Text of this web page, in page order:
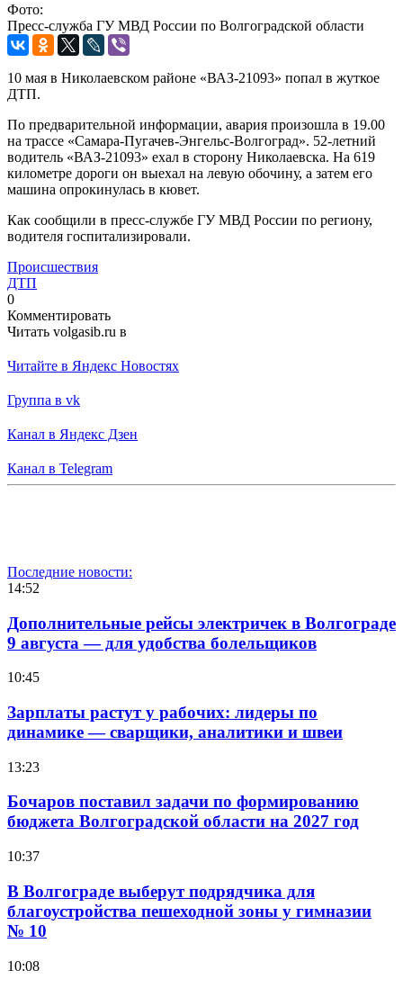
Фото:
Пресс-служба ГУ МВД России по Волгоградской области
10 мая в Николаевском районе «ВАЗ-21093» попал в жуткое
ДТП.
По предварительной информации, авария произошла в 19.00
на трассе «Самара-Пугачев-Энгельс-Волгоград». 52-летний
водитель «ВАЗ-21093» ехал в сторону Николаевска. На 619
километре дороги он выехал на левую обочину, а затем его
машина опрокинулась в кювет.
Как сообщили в пресс-службе ГУ МВД России по региону,
водителя госпитализировали.
Происшествия
ДТП
0
Комментировать
Читать volgasib.ru в
Читайте в Яндекс Новостях
Группа в vk
Канал в Яндекс Дзен
Канал в Telegram
Последние новости:
14:52
Дополнительные рейсы электричек в Волгограде
9 августа — для удобства болельщиков
10:45
Зарплаты растут у рабочих: лидеры по
динамике — сварщики, аналитики и швеи
13:23
Бочаров поставил задачи по формированию
бюджета Волгоградской области на 2027 год
10:37
В Волгограде выберут подрядчика для
благоустройства пешеходной зоны у гимназии
№ 10
10:08